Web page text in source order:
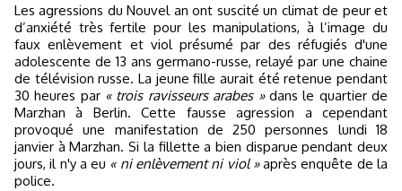
Les agressions du Nouvel an ont suscité un climat de peur et
d’anxiété très fertile pour les manipulations, à l’image du
faux enlèvement et viol présumé par des réfugiés d'une
adolescente de 13 ans germano-russe, relayé par une chaine
de télévision russe. La jeune fille aurait été retenue pendant
30 heures par « trois ravisseurs arabes »dans le quartier de
Marzhan à Berlin. Cette fausse agression a cependant
provoqué une manifestation de 250 personnes lundi 18
janvier à Marzhan. Si la fillette a bien disparue pendant deux
jours, il n'y a eu « ni enlèvement ni viol »après enquête de la
police.